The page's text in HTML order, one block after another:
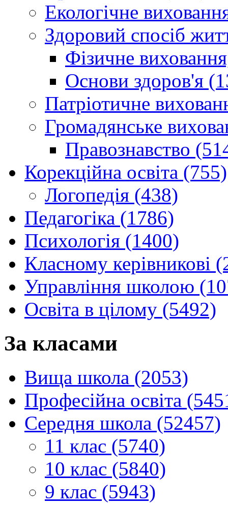
Екологічне
Здоровий спосіб
Фізичне
Основи здоров'я
Патріотичне
Громадянське
Правознавство
Корекційна освіта (755)
Логопедія (438)
Педагогіка (1786)
Психологія (1400)
Класному керівникові
Управління школою
Освіта в цілому (5492)
За класами
Вища школа (2053)
Професійна освіта
Середня школа (52457)
11 клас (5740)
10 клас (5840)
9 клас (5943)